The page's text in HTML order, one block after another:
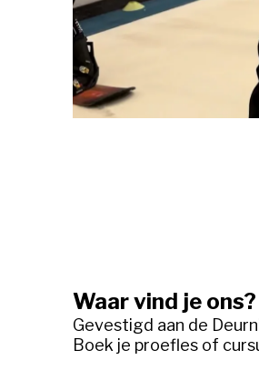
Waar vind je ons?
Gevestigd aan de
Boek je proefles of